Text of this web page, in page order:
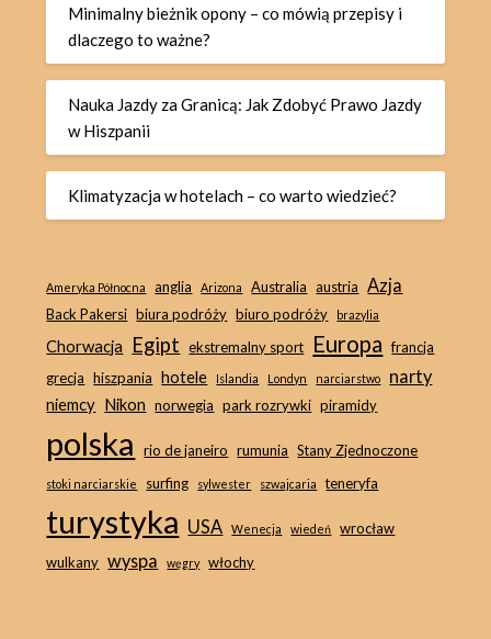
Minimalny bieżnik opony – co mówią przepisy i
dlaczego to ważne?
Nauka Jazdy za Granicą: Jak Zdobyć Prawo Jazdy
w Hiszpanii
Klimatyzacja w hotelach – co warto wiedzieć?
Ameryka Północna anglia Arizona Australia austria Azja
Back Pakersi biura podróży biuro podróży brazylia
Chorwacja Egipt ekstremalny sport Europa francja
grecja hiszpania hotele Islandia Londyn narciarstwo narty
niemcy Nikon norwegia park rozrywki piramidy
polska rio de janeiro rumunia Stany Zjednoczone
stoki narciarskie surfing sylwester szwajcaria teneryfa
turystyka USA Wenecja wiedeń
wrocław
wulkany wyspa węgry włochy